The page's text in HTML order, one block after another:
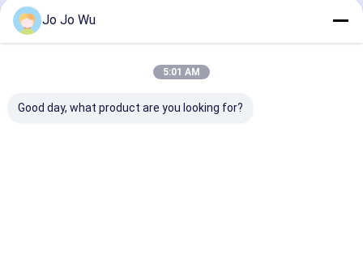
প্রস্তাবিত পণ্য
Jo Jo Wu
5:01 AM
Good day, what product are you looking for?